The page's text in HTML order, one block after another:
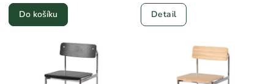
Do košíku Detail